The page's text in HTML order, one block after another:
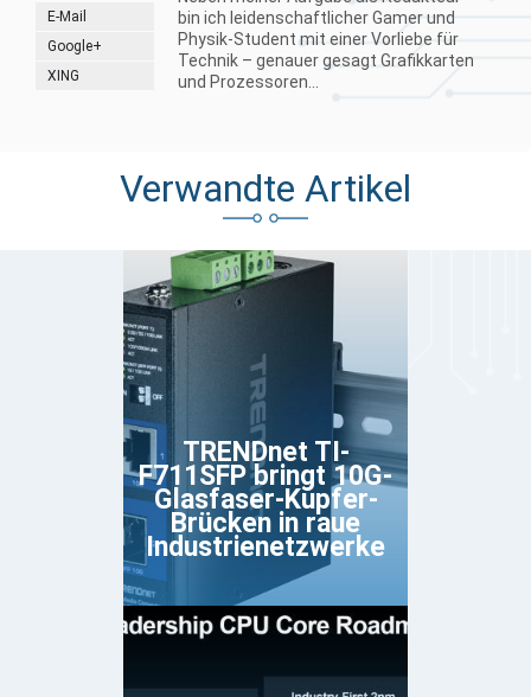
E-Mail
Google+
XING
bin ich leidenschaftlicher Gamer und
Physik-Student mit einer Vorliebe für
Technik – genauer gesagt Grafikkarten
und Prozessoren...
Verwandte Artikel
TRENDnet TI-
F711SFP bringt 10G-
Glasfaser-Kupfer-
Brücken in raue
Industrienetzwerke